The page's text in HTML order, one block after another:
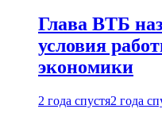
Глава ВТБ
условия
экономики
2 года спустя2 года